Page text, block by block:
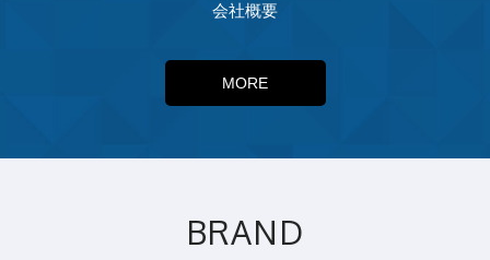
会社概要
MORE
BRAND